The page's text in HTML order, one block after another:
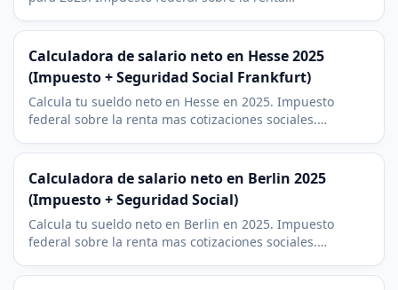
ciento de impuesto eclesiastico (Kirchensteuer).
Calculadora de salario neto en Hesse 2025
(Impuesto + Seguridad Social Frankfurt)
Calcula tu sueldo neto en Hesse en 2025. Impuesto
federal sobre la renta mas cotizaciones sociales.
de impuesto eclesiastico.
Calculadora de salario neto en Berlin 2025
(Impuesto + Seguridad Social)
Calcula tu sueldo neto en Berlin en 2025. Impuesto
federal sobre la renta mas cotizaciones sociales.
de impuesto eclesiastico.